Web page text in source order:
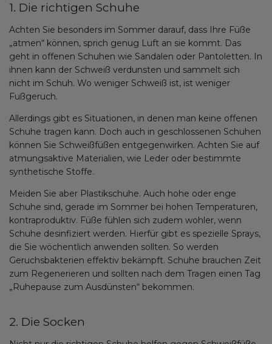
1. Die richtigen Schuhe
Achten Sie besonders im Sommer darauf, dass Ihre Füße
„atmen“ können, sprich genug Luft an sie kommt. Das
geht in offenen Schuhen wie Sandalen oder Pantoletten. In
ihnen kann der Schweiß verdunsten und sammelt sich
nicht im Schuh. Wo weniger Schweiß ist, ist weniger
Fußgeruch.
Allerdings gibt es Situationen, in denen man keine offenen
Schuhe tragen kann. Doch auch in geschlossenen Schuhen
können Sie Schweißfüßen entgegenwirken. Achten Sie auf
atmungsaktive Materialien, wie Leder oder bestimmte
synthetische Stoffe.
Meiden Sie aber Plastikschuhe. Auch hohe oder enge
Schuhe sind, gerade im Sommer bei hohen Temperaturen,
kontraproduktiv. Füße fühlen sich zudem wohler, wenn
Schuhe desinfiziert werden. Hierfür gibt es spezielle Sprays,
die Sie wöchentlich anwenden sollten. So werden
Geruchsbakterien effektiv bekämpft. Schuhe brauchen Zeit
zum Regenerieren und sollten nach dem Tragen einen Tag
„Ruhepause zum Ausdünsten“ bekommen.
2. Die Socken